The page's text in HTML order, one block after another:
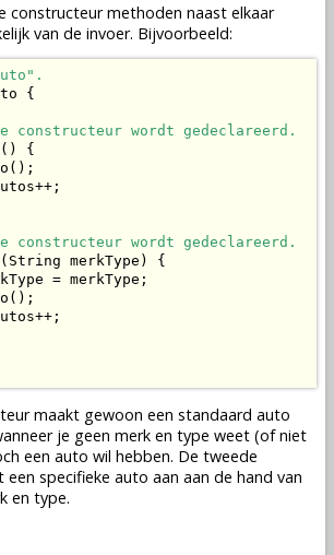
constructeurmethoden naast elkaar
van de invoer. Bijvoorbeeld:
{
constructeur wordt gedeclareerd.
{
constructeur wordt gedeclareerd.
merkType) {
= merkType;
maakt gewoon een standaard auto
je geen merk en type weet (of niet
een auto wil hebben. De tweede
specifieke auto aan aan de hand van
en type.